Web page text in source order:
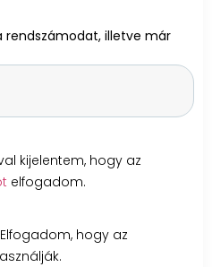
rendszámodat, illetve már
kijelentem, hogy az
elfogadom.
hogy az